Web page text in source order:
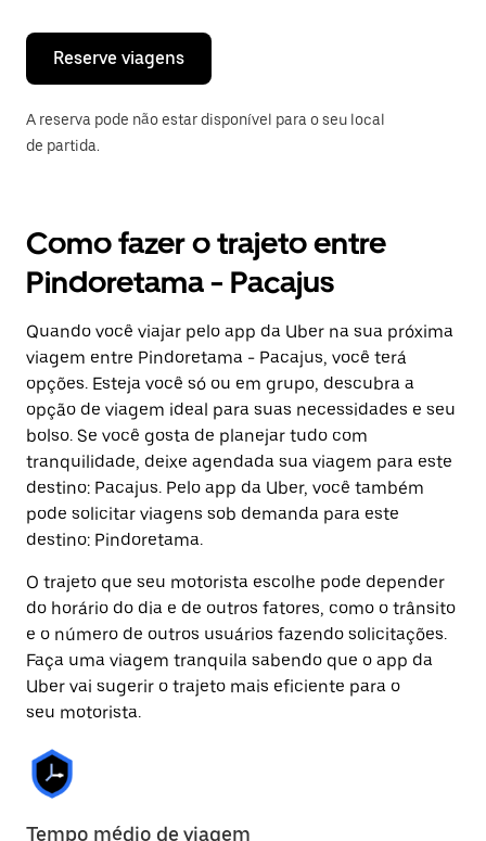
o
calendário.
Reserve viagens
A reserva pode não estar disponível para o seu local
de partida.
Como fazer o trajeto entre
Pindoretama - Pacajus
Quando você viajar pelo app da Uber na sua próxima
viagem entre Pindoretama - Pacajus, você terá
opções. Esteja você só ou em grupo, descubra a
opção de viagem ideal para suas necessidades e seu
bolso. Se você gosta de planejar tudo com
tranquilidade, deixe agendada sua viagem para este
destino: Pacajus. Pelo app da Uber, você também
pode solicitar viagens sob demanda para este
destino: Pindoretama.
O trajeto que seu motorista escolhe pode depender
do horário do dia e de outros fatores, como o trânsito
e o número de outros usuários fazendo solicitações.
Faça uma viagem tranquila sabendo que o app da
Uber vai sugerir o trajeto mais eficiente para o
seu motorista.
Tempo médio de viagem